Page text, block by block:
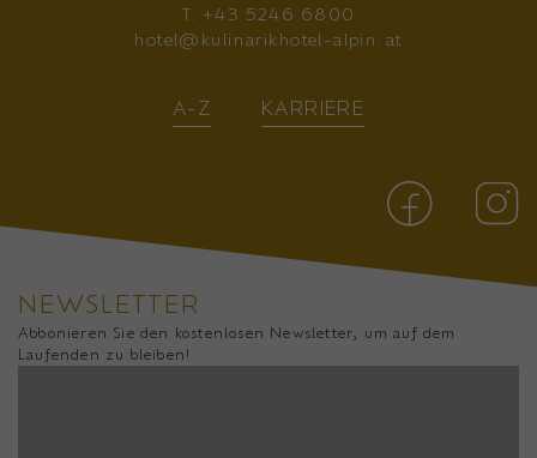
T. +43 5246 6800
hotel@kulinarikhotel-alpin.at
A-Z KARRIERE
NEWSLETTER
Abbonieren Sie den kostenlosen Newsletter, um auf dem
Laufenden zu bleiben!